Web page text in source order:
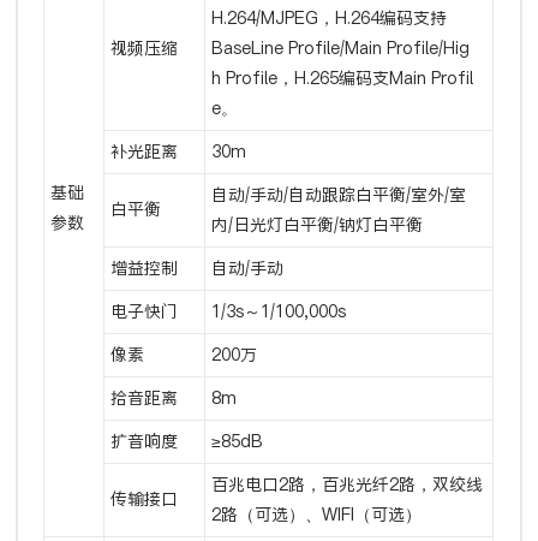
基础
参数
视频压缩
H.264/MJPEG，H.264编码支持
BaseLine Profile/Main Profile/Hig
h Profile，H.265编码支Main Profil
e。
补光距离 30m
白平衡
自动/手动/自动跟踪白平衡/室外/室
内/日光灯白平衡/钠灯白平衡
增益控制 自动/手动
电子快门 1/3s～1/100,000s
像素 200万
拾音距离 8m
扩音响度 ≥85dB
传输接口
百兆电口2路，百兆光纤2路，双绞线
2路（可选）、WIFI（可选）